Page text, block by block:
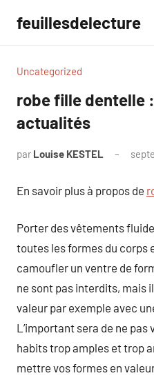
contenu
feuillesdelecture
Uncategorized
robe fille dentelle
actualités
par Louise KESTEL
En savoir plus à propos de
Porter des vêtements
toutes les formes du corps
camoufler un ventre de
ne sont pas interdits, mais
valeur par exemple avec
L’important sera de ne
habits trop amples et trop
mettre vos formes en